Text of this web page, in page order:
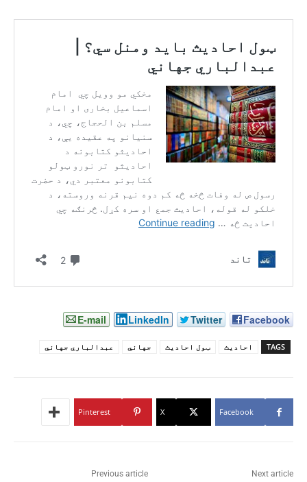
Facebook
Twitter
LinkedIn
E-mail
TAGS احادیث ټول احادیث جهاني عبدالباري جهاني
Facebook
X
Pinterest
Previous article Next article